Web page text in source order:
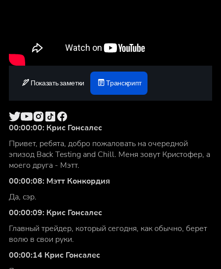
Показать заметки Транскрипт
00:00:00: Крис Гонсалес
Привет, ребята, добро пожаловать на очередной
эпизод Back Testing and Chill. Меня зовут Кристофер, а
моего друга - Мэтт.
00:00:08: Мэтт Конкордия
Да, сэр.
00:00:09: Крис Гонсалес
Главный трейдер, который сегодня, как обычно, берет
волю в свои руки.
00:00:14 Крис Гонсалес